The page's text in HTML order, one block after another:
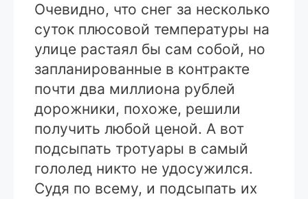
Очевидно, что снег за несколько
суток плюсовой температуры на
улице растаял бы сам собой, но
запланированные в контракте
почти два миллиона рублей
дорожники, похоже, решили
получить любой ценой. А вот
подсыпать тротуары в самый
гололед никто не удосужился.
Судя по всему, и подсыпать их